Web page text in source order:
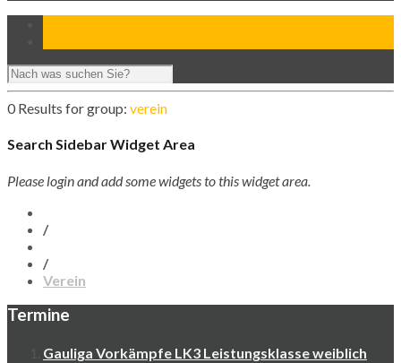
0 Results forgroup: verein
Search Sidebar Widget Area
Please login and add some widgets to this widget area.
/
/
Verein
Termine
Gauliga Vorkämpfe LK3 Leistungsklasse weiblich